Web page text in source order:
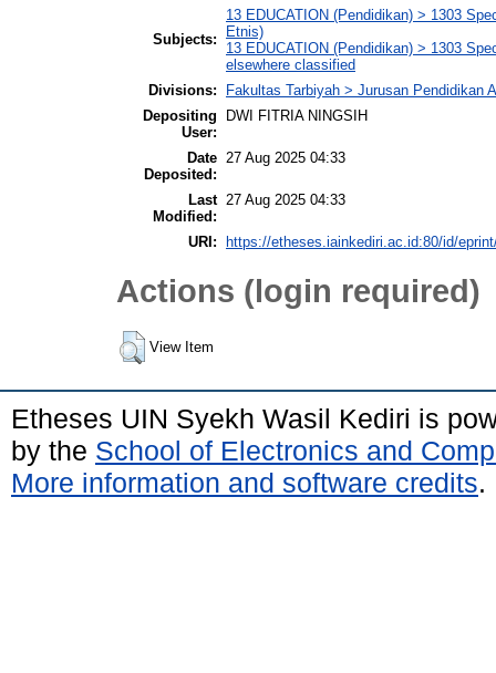
Subjects:
13 EDUCATION (Pendidikan) > 1303
Etnis)
13 EDUCATION (Pendidikan) > 1303
elsewhere classified
Divisions:
Fakultas Tarbiyah > Jurusan Pendidikan
Depositing
User:
DWI FITRIA NINGSIH
Date
Deposited:
27 Aug 2025 04:33
Last
Modified:
27 Aug 2025 04:33
URI: https://etheses.iainkediri.ac.id:80/id/
Actions (login required)
View Item
Etheses UIN Syekh Wasil Kediri is
by the School of Electronics and
More information and software credits.